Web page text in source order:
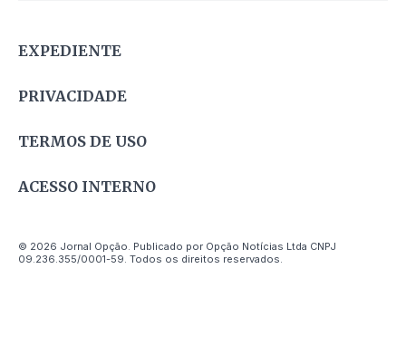
EXPEDIENTE
PRIVACIDADE
TERMOS DE USO
ACESSO INTERNO
© 2026 Jornal Opção. Publicado por Opção Notícias Ltda CNPJ
09.236.355/0001-59. Todos os direitos reservados.